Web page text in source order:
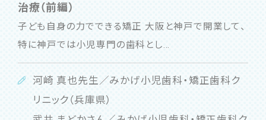
治療（前編）
子ども自身の力でできる矯正 大阪と神戸で開業して、
特に神戸では小児専門の歯科とし...
河崎 真也先生／みかげ小児歯科・矯正歯科ク
リニック（兵庫県）